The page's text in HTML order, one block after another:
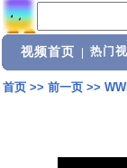
视频首页 热门
首页>> 前一页>>